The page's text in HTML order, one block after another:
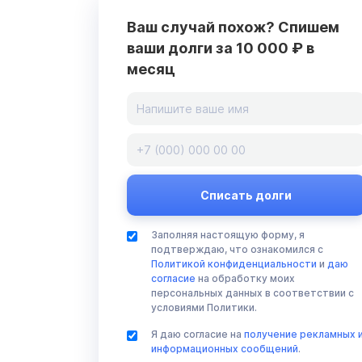
Ваш случай похож? Спишем
ваши долги за 10 000 ₽ в
месяц
Заполняя настоящую форму, я
подтверждаю, что ознакомился с
Политикой конфиденциальности и даю
согласие на обработку моих
персональных данных в соответствии с
условиями Политики.
Я даю согласие на получение рекламных
информационных сообщений.